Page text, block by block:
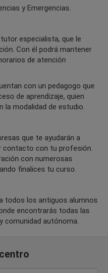
y Emergencias.
especialista, que le
Con él podrá mantener
de atención
con un pedagogo que
de aprendizaje, quien
la modalidad de estudio.
que te ayudarán a
contacto con tu profesión.
con numerosas
finalices tu curso.
todos los antiguos alumnos
encontrarás todas las
comunidad autónoma.